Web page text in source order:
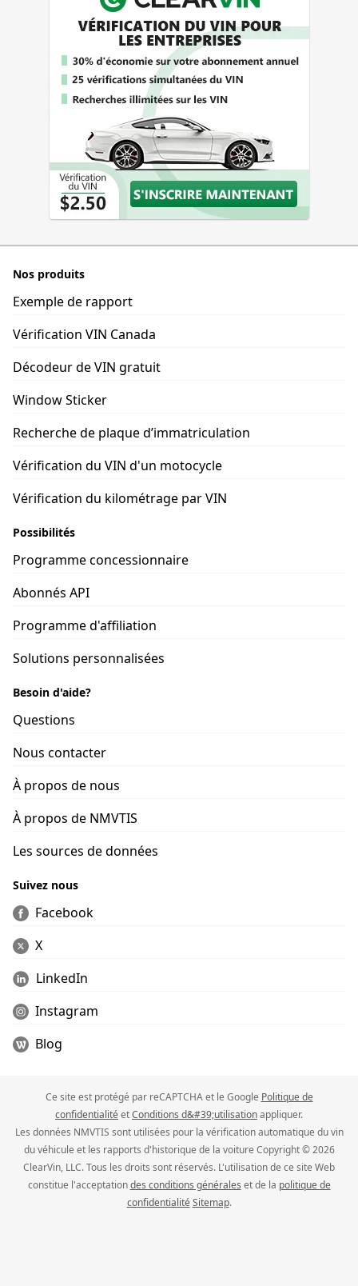
Nos produits
Exemple de rapport
Vérification VIN Canada
Décodeur de VIN gratuit
Window Sticker
Recherche de plaque d’immatriculation
Vérification du VIN d'un motocycle
Vérification du kilométrage par VIN
Possibilités
Programme concessionnaire
Abonnés API
Programme d'affiliation
Solutions personnalisées
Besoin d'aide?
Questions
Nous contacter
À propos de nous
À propos de NMVTIS
Les sources de données
Suivez nous
Facebook
X
LinkedIn
Instagram
Blog
Ce site est protégé par reCAPTCHA et le Google Politique de
confidentialitéetConditions d&#39;utilisationappliquer.
Les données NMVTIS sont utilisées pour la vérification automatique du vin
du véhicule et les rapports d'historique de la voiture Copyright © 2026
ClearVin, LLC. Tous les droits sont réservés. L'utilisation de ce site Web
constitue l'acceptationdes conditions générales et de la politique de
confidentialité Sitemap.